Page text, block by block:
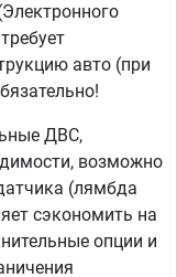
авто (при
ДВС,
возможно
(лямбда
сэкономить на
опции и